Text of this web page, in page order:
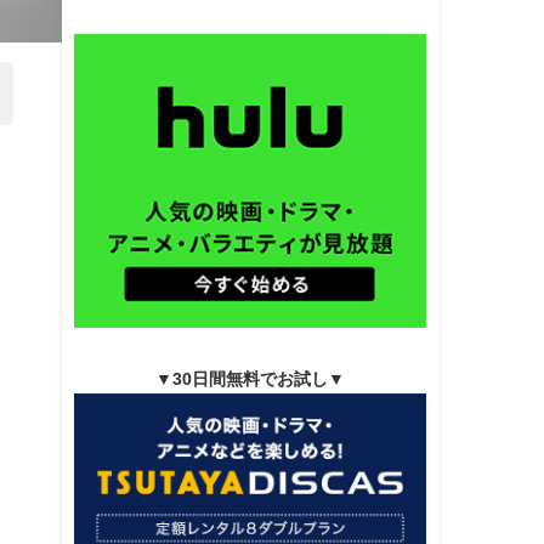
▼30日間無料でお試し▼